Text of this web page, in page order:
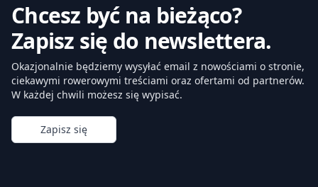
Chcesz być na bieżąco?
Zapisz się do newslettera.
Okazjonalnie będziemy wysyłać email z nowościami o stronie,
ciekawymi rowerowymi treściami oraz ofertami od partnerów.
W każdej chwili możesz się wypisać.
Zapisz się